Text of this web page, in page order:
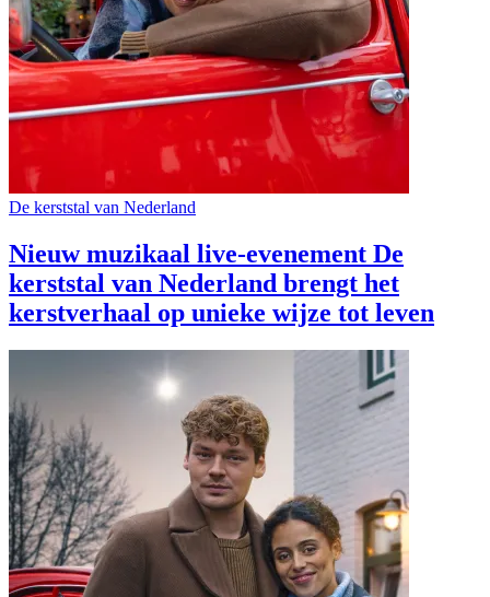
De kerststal van Nederland
Nieuw muzikaal live-evenement De
kerststal van Nederland brengt het
kerstverhaal op unieke wijze tot leven